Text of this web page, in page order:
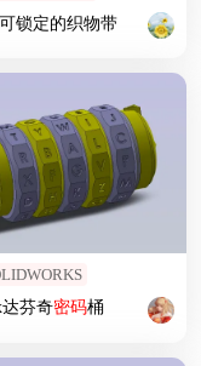
锁定的织物带
达芬奇密码桶